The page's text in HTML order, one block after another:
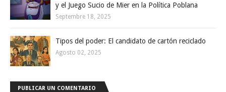
y el Juego Sucio de Mier en la Política Poblana
Septembre 18, 2025
Tipos del poder: El candidato de cartón reciclado
Agosto 02, 2025
PUBLICAR UN COMENTARIO